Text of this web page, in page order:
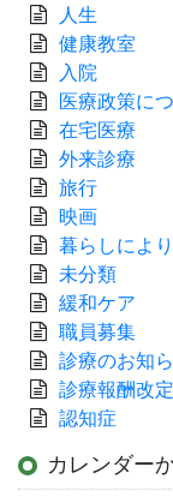
人生
健康教室
入院
医療政策に
在宅医療
外来診療
旅行
映画
暮らしによ
未分類
緩和ケア
職員募集
診療のお知
診療報酬改定
認知症
カレンダー